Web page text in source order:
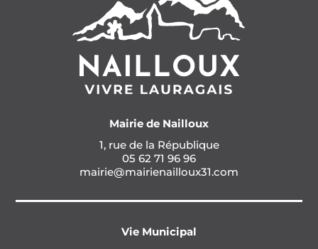
Mairie de Nailloux
1, rue de la République
05 62 71 96 96
mairie@mairienailloux31.com
Vie Municipal